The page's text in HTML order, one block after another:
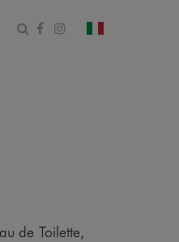
Apri il modulo di ricerca
Facebook
Instagram
cambia
de Toilette,